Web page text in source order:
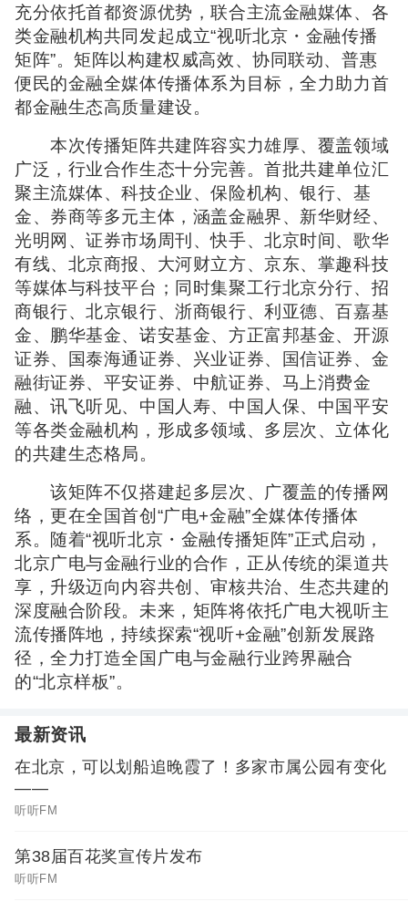
充分依托首都资源优势，联合主流金融媒体、各
类金融机构共同发起成立“视听北京・金融传播
矩阵”。矩阵以构建权威高效、协同联动、普惠
便民的金融全媒体传播体系为目标，全力助力首
都金融生态高质量建设。
本次传播矩阵共建阵容实力雄厚、覆盖领域
广泛，行业合作生态十分完善。首批共建单位汇
聚主流媒体、科技企业、保险机构、银行、基
金、券商等多元主体，涵盖金融界、新华财经、
光明网、证券市场周刊、快手、北京时间、歌华
有线、北京商报、大河财立方、京东、掌趣科技
等媒体与科技平台；同时集聚工行北京分行、招
商银行、北京银行、浙商银行、利亚德、百嘉基
金、鹏华基金、诺安基金、方正富邦基金、开源
证券、国泰海通证券、兴业证券、国信证券、金
融街证券、平安证券、中航证券、马上消费金
融、讯飞听见、中国人寿、中国人保、中国平安
等各类金融机构，形成多领域、多层次、立体化
的共建生态格局。
该矩阵不仅搭建起多层次、广覆盖的传播网
络，更在全国首创“广电+金融”全媒体传播体
系。随着“视听北京・金融传播矩阵”正式启动，
北京广电与金融行业的合作，正从传统的渠道共
享，升级迈向内容共创、审核共治、生态共建的
深度融合阶段。未来，矩阵将依托广电大视听主
流传播阵地，持续探索“视听+金融”创新发展路
径，全力打造全国广电与金融行业跨界融合
的“北京样板”。
最新资讯
在北京，可以划船追晚霞了！多家市属公园有变化
——
听听FM
第38届百花奖宣传片发布
听听FM